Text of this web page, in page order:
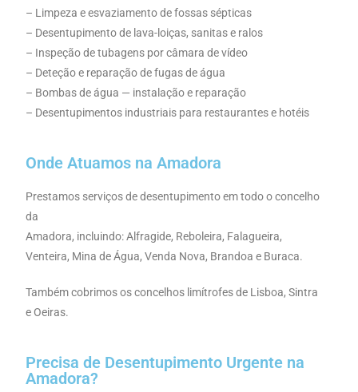
– Limpeza e esvaziamento de fossas sépticas
– Desentupimento de lava-loiças, sanitas e ralos
– Inspeção de tubagens por câmara de vídeo
– Deteção e reparação de fugas de água
– Bombas de água — instalação e reparação
– Desentupimentos industriais para restaurantes e hotéis
Onde Atuamos na Amadora
Prestamos serviços de desentupimento em todo o concelho
da
Amadora, incluindo: Alfragide, Reboleira, Falagueira,
Venteira, Mina de Água, Venda Nova, Brandoa e Buraca.
Também cobrimos os concelhos limítrofes de Lisboa, Sintra
e Oeiras.
Precisa de Desentupimento Urgente na
Amadora?